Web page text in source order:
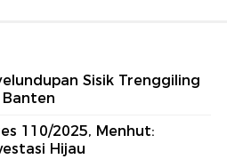
Sisik Trenggiling
Banten
110/2025, Menhut:
Hijau